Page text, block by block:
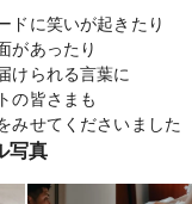
ドに笑いが起きたり
があったり
けられる言葉に
の皆さまも
みせてくださいました
写真